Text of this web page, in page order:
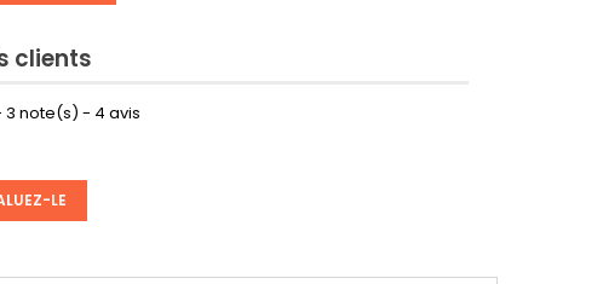
clients
3 note(s) - 4 avis
LE